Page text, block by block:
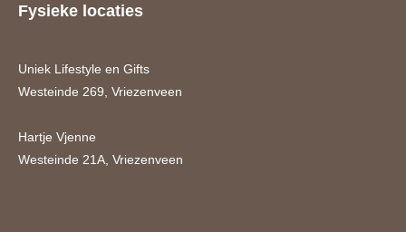
Fysieke locaties
Uniek Lifestyle en Gifts
Westeinde 269, Vriezenveen
Hartje Vjenne
Westeinde 21A, Vriezenveen